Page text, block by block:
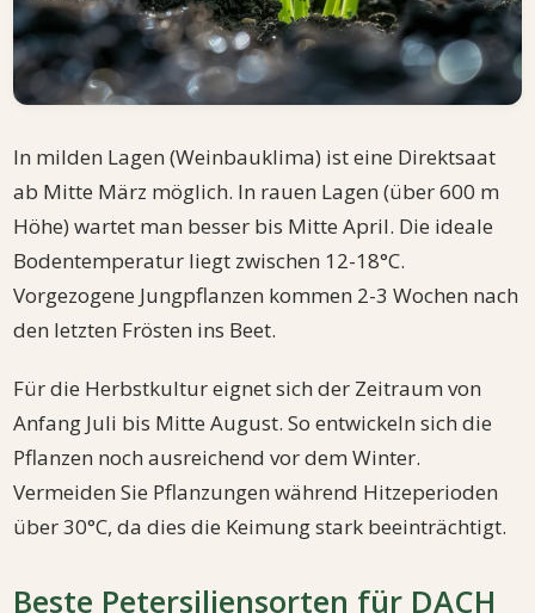
In milden Lagen (Weinbauklima) ist eine Direktsaat
ab Mitte März möglich. In rauen Lagen (über 600 m
Höhe) wartet man besser bis Mitte April. Die ideale
Bodentemperatur liegt zwischen 12-18°C.
Vorgezogene Jungpflanzen kommen 2-3 Wochen nach
den letzten Frösten ins Beet.
Für die Herbstkultur eignet sich der Zeitraum von
Anfang Juli bis Mitte August. So entwickeln sich die
Pflanzen noch ausreichend vor dem Winter.
Vermeiden Sie Pflanzungen während Hitzeperioden
über 30°C, da dies die Keimung stark beeinträchtigt.
Beste Petersiliensorten für DACH